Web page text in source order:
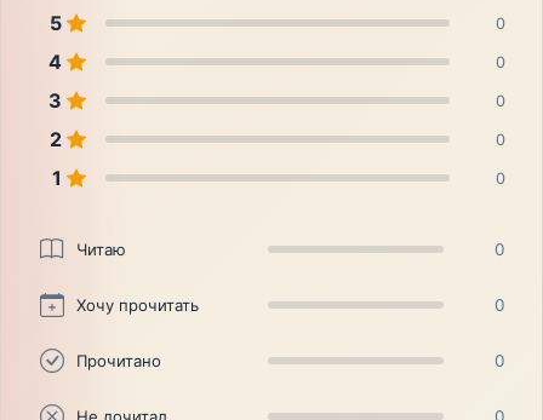
5 0
4 0
3 0
2 0
1 0
Читаю 0
Хочу прочитать 0
Прочитано 0
Не дочитал